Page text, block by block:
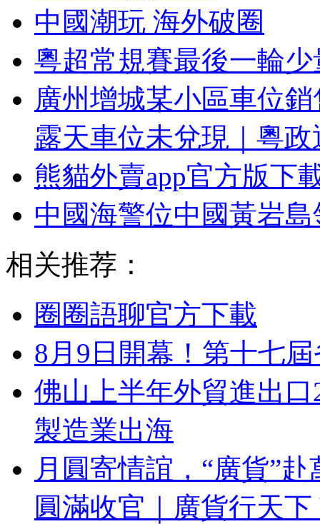
中國潮玩 海外破圈
粵超常規賽最後一輪
廣州增城某小區車位
露天車位未兌現｜粵政
熊貓外賣app官方版下
中國海警位中國黃岩
相关推荐：
圈圈語聊官方下載
8月9日開幕！第十七
佛山上半年外貿進出
製造業出海
月圓寄情誼，“廣貨”
圓滿收官｜廣貨行天